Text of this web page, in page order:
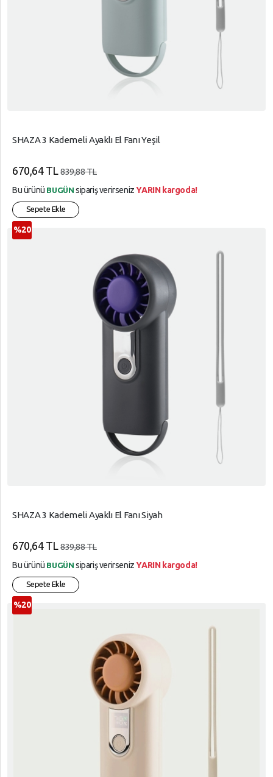
SHAZA 3 Kademeli Ayaklı El Fanı Yeşil
670,64 TL839,88 TL
Bu ürünü BUGÜN sipariş verirsenizYARIN kargoda!
Sepete Ekle
SHAZA 3 Kademeli Ayaklı El Fanı Siyah
%20
670,64 TL839,88 TL
Bu ürünü BUGÜN sipariş verirsenizYARIN kargoda!
Sepete Ekle
%20